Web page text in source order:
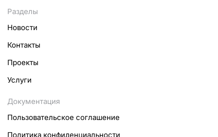
Разделы
Новости
Контакты
Проекты
Услуги
Документация
Пользовательское соглашение
Политика конфиденциальности